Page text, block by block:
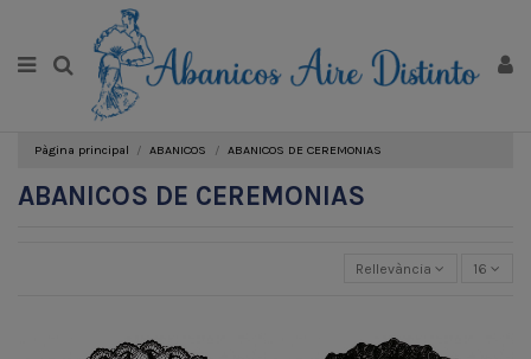
Pàgina principal ABANICOS ABANICOS DE CEREMONIAS
ABANICOS DE CEREMONIAS
Rellevància 16